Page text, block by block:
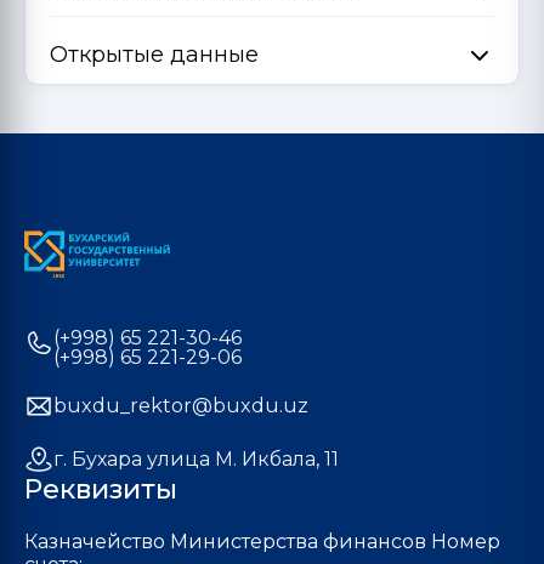
Открытые данные
(+998) 65 221-30-46
(+998) 65 221-29-06
buxdu_rektor@buxdu.uz
г. Бухара улица М. Икбала, 11
Реквизиты
Казначейство Министерства финансов Номер